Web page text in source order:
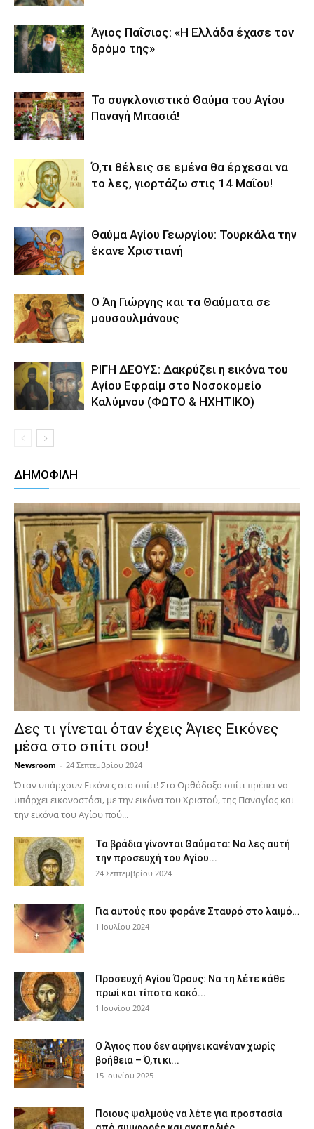
Άγιος Παΐσιος: «Η Ελλάδα έχασε τον
δρόμο της»
Το συγκλονιστικό Θαύμα του Αγίου
Παναγή Μπασιά!
Ό,τι θέλεις σε εμένα θα έρχεσαι να
το λες, γιορτάζω στις 14 Μαΐου!
Θαύμα Αγίου Γεωργίου: Τουρκάλα την
έκανε Χριστιανή
Ο Άη Γιώργης και τα Θαύματα σε
μουσουλμάνους
ΡΙΓΗ ΔΕΟΥΣ: Δακρύζει η εικόνα του
Αγίου Εφραίμ στο Νοσοκομείο
Καλύμνου (ΦΩΤΟ & ΗΧΗΤΙΚΟ)
ΔΗΜΟΦΙΛΗ
Δες τι γίνεται όταν έχεις Άγιες Εικόνες
μέσα στο σπίτι σου!
Newsroom - 24 Σεπτεμβρίου 2024
Όταν υπάρχουν Εικόνες στο σπίτι! Στο Ορθόδοξο σπίτι πρέπει να
υπάρχει εικονοστάσι, με την εικόνα του Χριστού, της Παν­αγίας και
την εικόνα του Αγίου πού...
Τα βράδια γίνονται Θαύματα: Να λες αυτή
την προσευχή του Αγίου...
24 Σεπτεμβρίου 2024
Για αυτούς που φοράνε Σταυρό στο λαιμό…
1 Ιουλίου 2024
Προσευχή Αγίου Όρους: Να τη λέτε κάθε
πρωί και τίποτα κακό...
1 Ιουνίου 2024
Ο Άγιος που δεν αφήνει κανέναν χωρίς
βοήθεια – Ό,τι κι...
15 Ιουνίου 2025
Ποιους ψαλμούς να λέτε για προστασία